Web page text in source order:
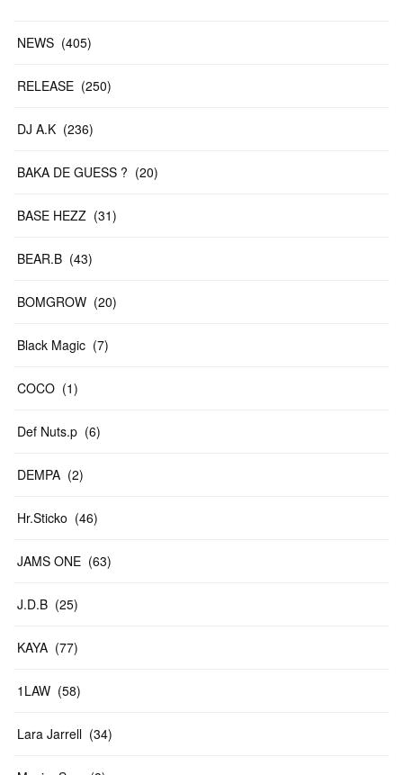
NEWS (405)
RELEASE (250)
DJ A.K (236)
BAKA DE GUESS ? (20)
BASE HEZZ (31)
BEAR.B (43)
BOMGROW (20)
Black Magic (7)
COCO (1)
Def Nuts.p (6)
DEMPA (2)
Hr.Sticko (46)
JAMS ONE (63)
J.D.B (25)
KAYA (77)
1LAW (58)
Lara Jarrell (34)